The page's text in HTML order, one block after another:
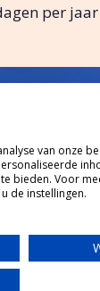
per
van onze
bieden. Voor
de instellingen.